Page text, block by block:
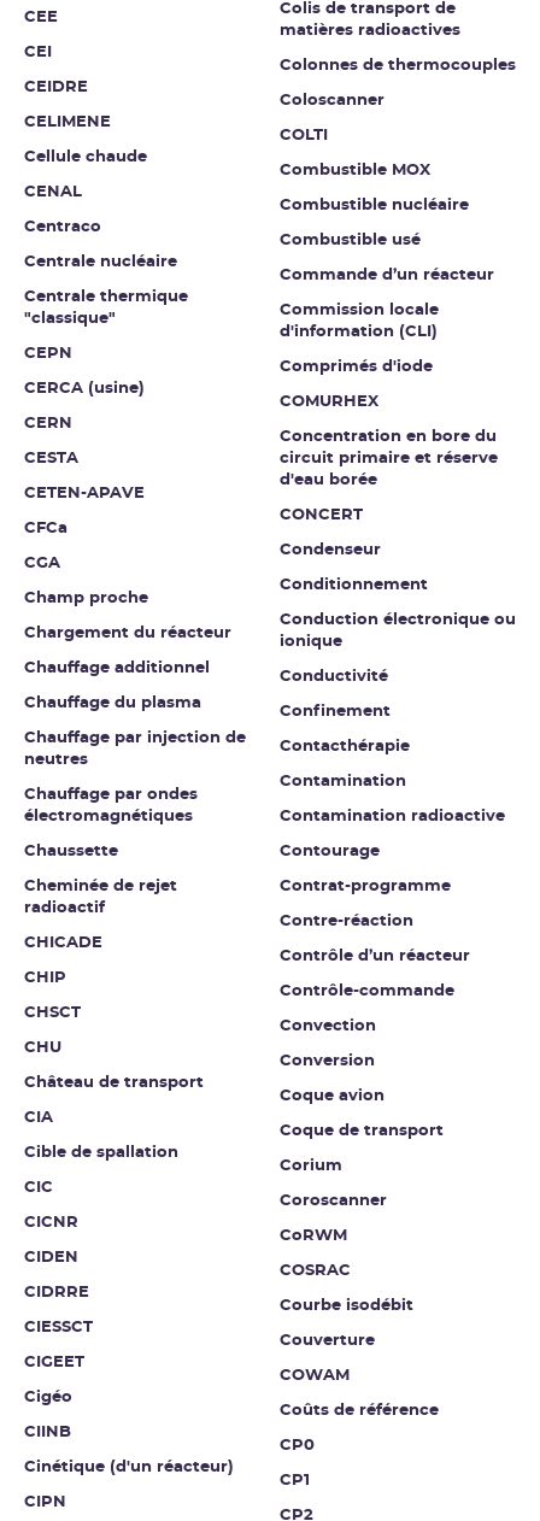
CEE
CEI
CEIDRE
CELIMENE
Cellule chaude
CENAL
Centraco
Centrale nucléaire
Centrale thermique
"classique"
CEPN
CERCA (usine)
CERN
CESTA
CETEN-APAVE
CFCa
CGA
Champ proche
Chargement du réacteur
Chauffage additionnel
Chauffage du plasma
Chauffage par injection de
neutres
Chauffage par ondes
électromagnétiques
Chaussette
Cheminée de rejet
radioactif
CHICADE
CHIP
CHSCT
CHU
Château de transport
CIA
Cible de spallation
CIC
CICNR
CIDEN
CIDRRE
CIESSCT
CIGEET
Cigéo
CIINB
Cinétique (d'un réacteur)
CIPN
Colis de transport de
matières radioactives
Colonnes de thermocouples
Coloscanner
COLTI
Combustible MOX
Combustible nucléaire
Combustible usé
Commande d’un réacteur
Commission locale
d'information (CLI)
Comprimés d'iode
COMURHEX
Concentration en bore du
circuit primaire et réserve
d'eau borée
CONCERT
Condenseur
Conditionnement
Conduction électronique ou
ionique
Conductivité
Confinement
Contacthérapie
Contamination
Contamination radioactive
Contourage
Contrat-programme
Contre-réaction
Contrôle d’un réacteur
Contrôle-commande
Convection
Conversion
Coque avion
Coque de transport
Corium
Coroscanner
CoRWM
COSRAC
Courbe isodébit
Couverture
COWAM
Coûts de référence
CP0
CP1
CP2